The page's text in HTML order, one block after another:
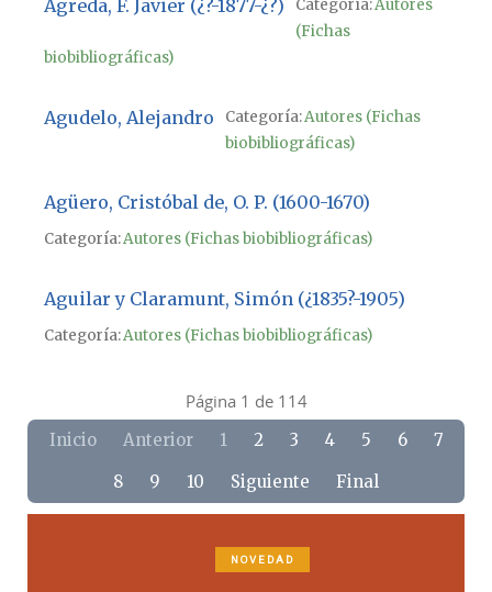
Ágreda, F. Javier (¿?-1877-¿?) Categoría:Autores
(Fichas
biobibliográficas)
Agudelo, Alejandro Categoría:Autores (Fichas
biobibliográficas)
Agüero, Cristóbal de, O. P. (1600-1670)
Categoría:Autores (Fichas biobibliográficas)
Aguilar y Claramunt, Simón (¿1835?-1905)
Categoría:Autores (Fichas biobibliográficas)
Página 1 de 114
Inicio Anterior 1 2 3 4 5 6
7
8
9 10 Siguiente Final
NOVEDAD